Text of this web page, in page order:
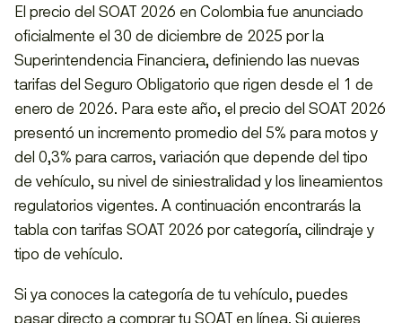
El precio del SOAT 2026 en Colombia fue anunciado
oficialmente el 30 de diciembre de 2025 por la
Superintendencia Financiera, definiendo las nuevas
tarifas del Seguro Obligatorio que rigen desde el 1 de
enero de 2026. Para este año, el precio del SOAT 2026
presentó un incremento promedio del 5% para motos y
del 0,3% para carros, variación que depende del tipo
de vehículo, su nivel de siniestralidad y los lineamientos
regulatorios vigentes. A continuación encontrarás la
tabla con tarifas SOAT 2026 por categoría, cilindraje y
tipo de vehículo.
Si ya conoces la categoría de tu vehículo, puedes
pasar directo a comprar tu SOAT en línea. Si quieres